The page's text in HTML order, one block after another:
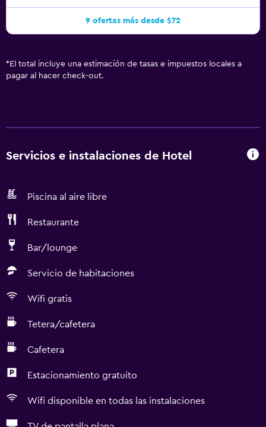
9 ofertas más desde $72
* El total incluye una estimación de tasas e impuestos locales a
pagar al hacer check-out.
Servicios e instalaciones de Hotel
Piscina al aire libre
Restaurante
Bar/lounge
Servicio de habitaciones
Wifi gratis
Tetera/cafetera
Cafetera
Estacionamiento gratuito
Wifi disponible en todas las instalaciones